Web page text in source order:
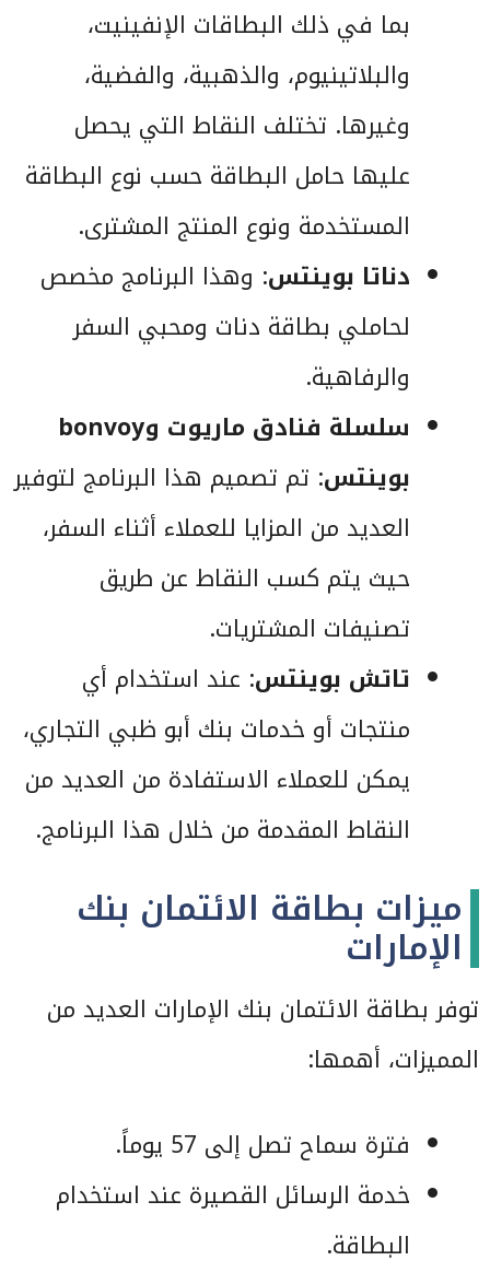
بما في ذلك البطاقات الإنفينيت،
والبلاتينيوم، والذهبية، والفضية،
وغيرها. تختلف النقاط التي يحصل
عليها حامل البطاقة حسب نوع البطاقة
المستخدمة ونوع المنتج المشترى.
دناتا بوينتس: وهذا البرنامج مخصص
لحاملي بطاقة دنات ومحبي السفر
والرفاهية.
سلسلة فنادق ماريوت وbonvoy
بوينتس: تم تصميم هذا البرنامج لتوفير
العديد من المزايا للعملاء أثناء السفر،
حيث يتم كسب النقاط عن طريق
تصنيفات المشتريات.
تاتش بوينتس: عند استخدام أي
منتجات أو خدمات بنك أبو ظبي التجاري،
يمكن للعملاء الاستفادة من العديد من
النقاط المقدمة من خلال هذا البرنامج.
ميزات بطاقة الائتمان بنك
الإمارات
توفر بطاقة الائتمان بنك الإمارات العديد من
المميزات، أهمها:
فترة سماح تصل إلى 57 يوماً.
خدمة الرسائل القصيرة عند استخدام
البطاقة.